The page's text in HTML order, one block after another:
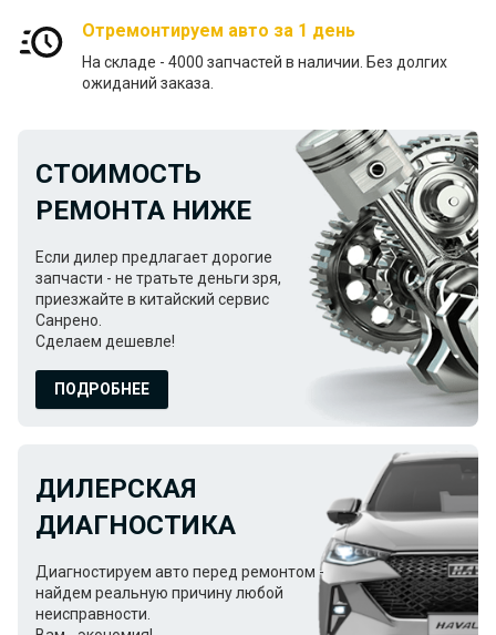
Отремонтируем авто за 1 день
На складе - 4000 запчастей в наличии. Без долгих
ожиданий заказа.
СТОИМОСТЬ
РЕМОНТА НИЖЕ
Если дилер предлагает дорогие
запчасти - не тратьте деньги зря,
приезжайте в китайский сервис
Санрено.
Сделаем дешевле!
ПОДРОБНЕЕ
ДИЛЕРСКАЯ
ДИАГНОСТИКА
Диагностируем авто перед ремонтом -
найдем реальную причину любой
неисправности.